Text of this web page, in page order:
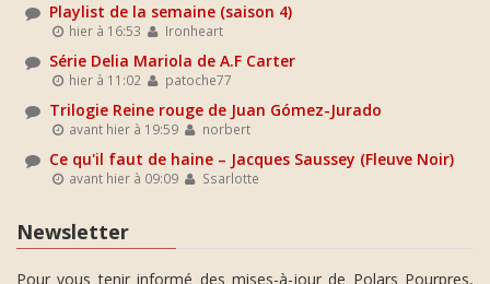
Playlist de la semaine (saison 4)
hier à 16:53 Ironheart
Série Delia Mariola de A.F Carter
hier à 11:02 patoche77
Trilogie Reine rouge de Juan Gómez-Jurado
avant hier à 19:59 norbert
Ce qu'il faut de haine – Jacques Saussey (Fleuve Noir)
avant hier à 09:09 Ssarlotte
Newsletter
Pour vous tenir informé des mises-à-jour de Polars Pourpres,